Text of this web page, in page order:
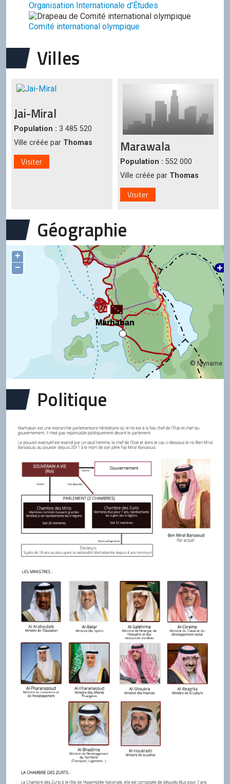
Organisation Internationale d'Études
Comité international olympique
Villes
Jai-Miral
Population : 3 485 520
Ville créée par Thomas
Visiter
Marawala
Population : 552 000
Ville créée par Thomas
Visiter
Géographie
Marhaban
Marhaban
+
−
© Myname
Politique